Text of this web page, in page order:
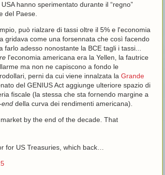
hanno sperimentato durante il “regno”
del Paese.
può rialzare di tassi oltre il 5% e l'economia
gridava come una forsennata che così facendo
adesso nonostante la BCE tagli i tassi...
l'economia americana era la Yellen, la fautrice
ma non ne capiscono a fondo le
perni da cui viene innalzata la Grande
del GENIUS Act aggiunge ulteriore spazio di
fiscale (la stessa che sta fornendo margine a
della curva dei rendimenti americana).
by the end of the decade. That
for US Treasuries, which back…